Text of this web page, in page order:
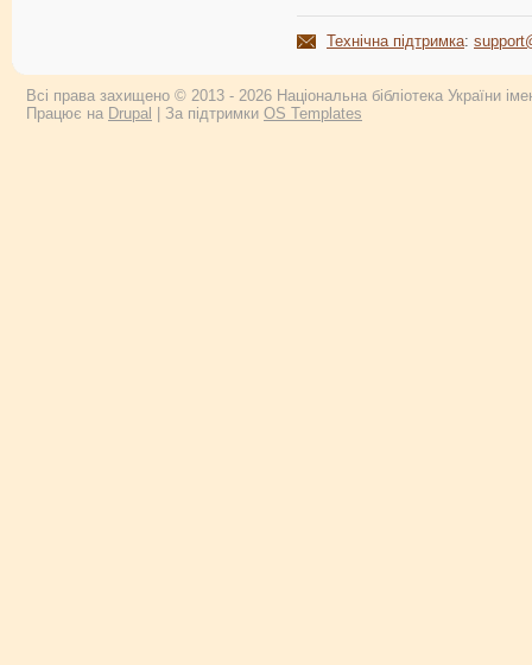
Технічна підтримка:
Всі права захищено © 2013 - 2026 Національна бібліотека України
Працює на Drupal | За підтримки OS Templates